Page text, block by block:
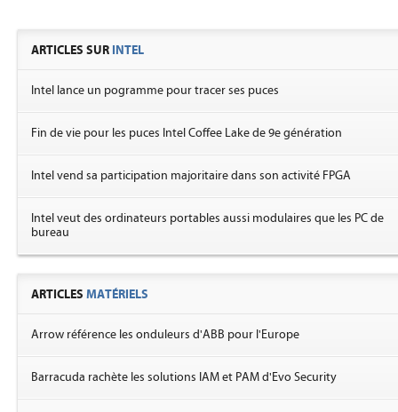
ARTICLES SUR INTEL
Intel lance un pogramme pour tracer ses puces
Fin de vie pour les puces Intel Coffee Lake de 9e génération
Intel vend sa participation majoritaire dans son activité FPGA
Intel veut des ordinateurs portables aussi modulaires que les PC de
bureau
ARTICLES MATÉRIELS
Arrow référence les onduleurs d'ABB pour l'Europe
Barracuda rachète les solutions IAM et PAM d'Evo Security